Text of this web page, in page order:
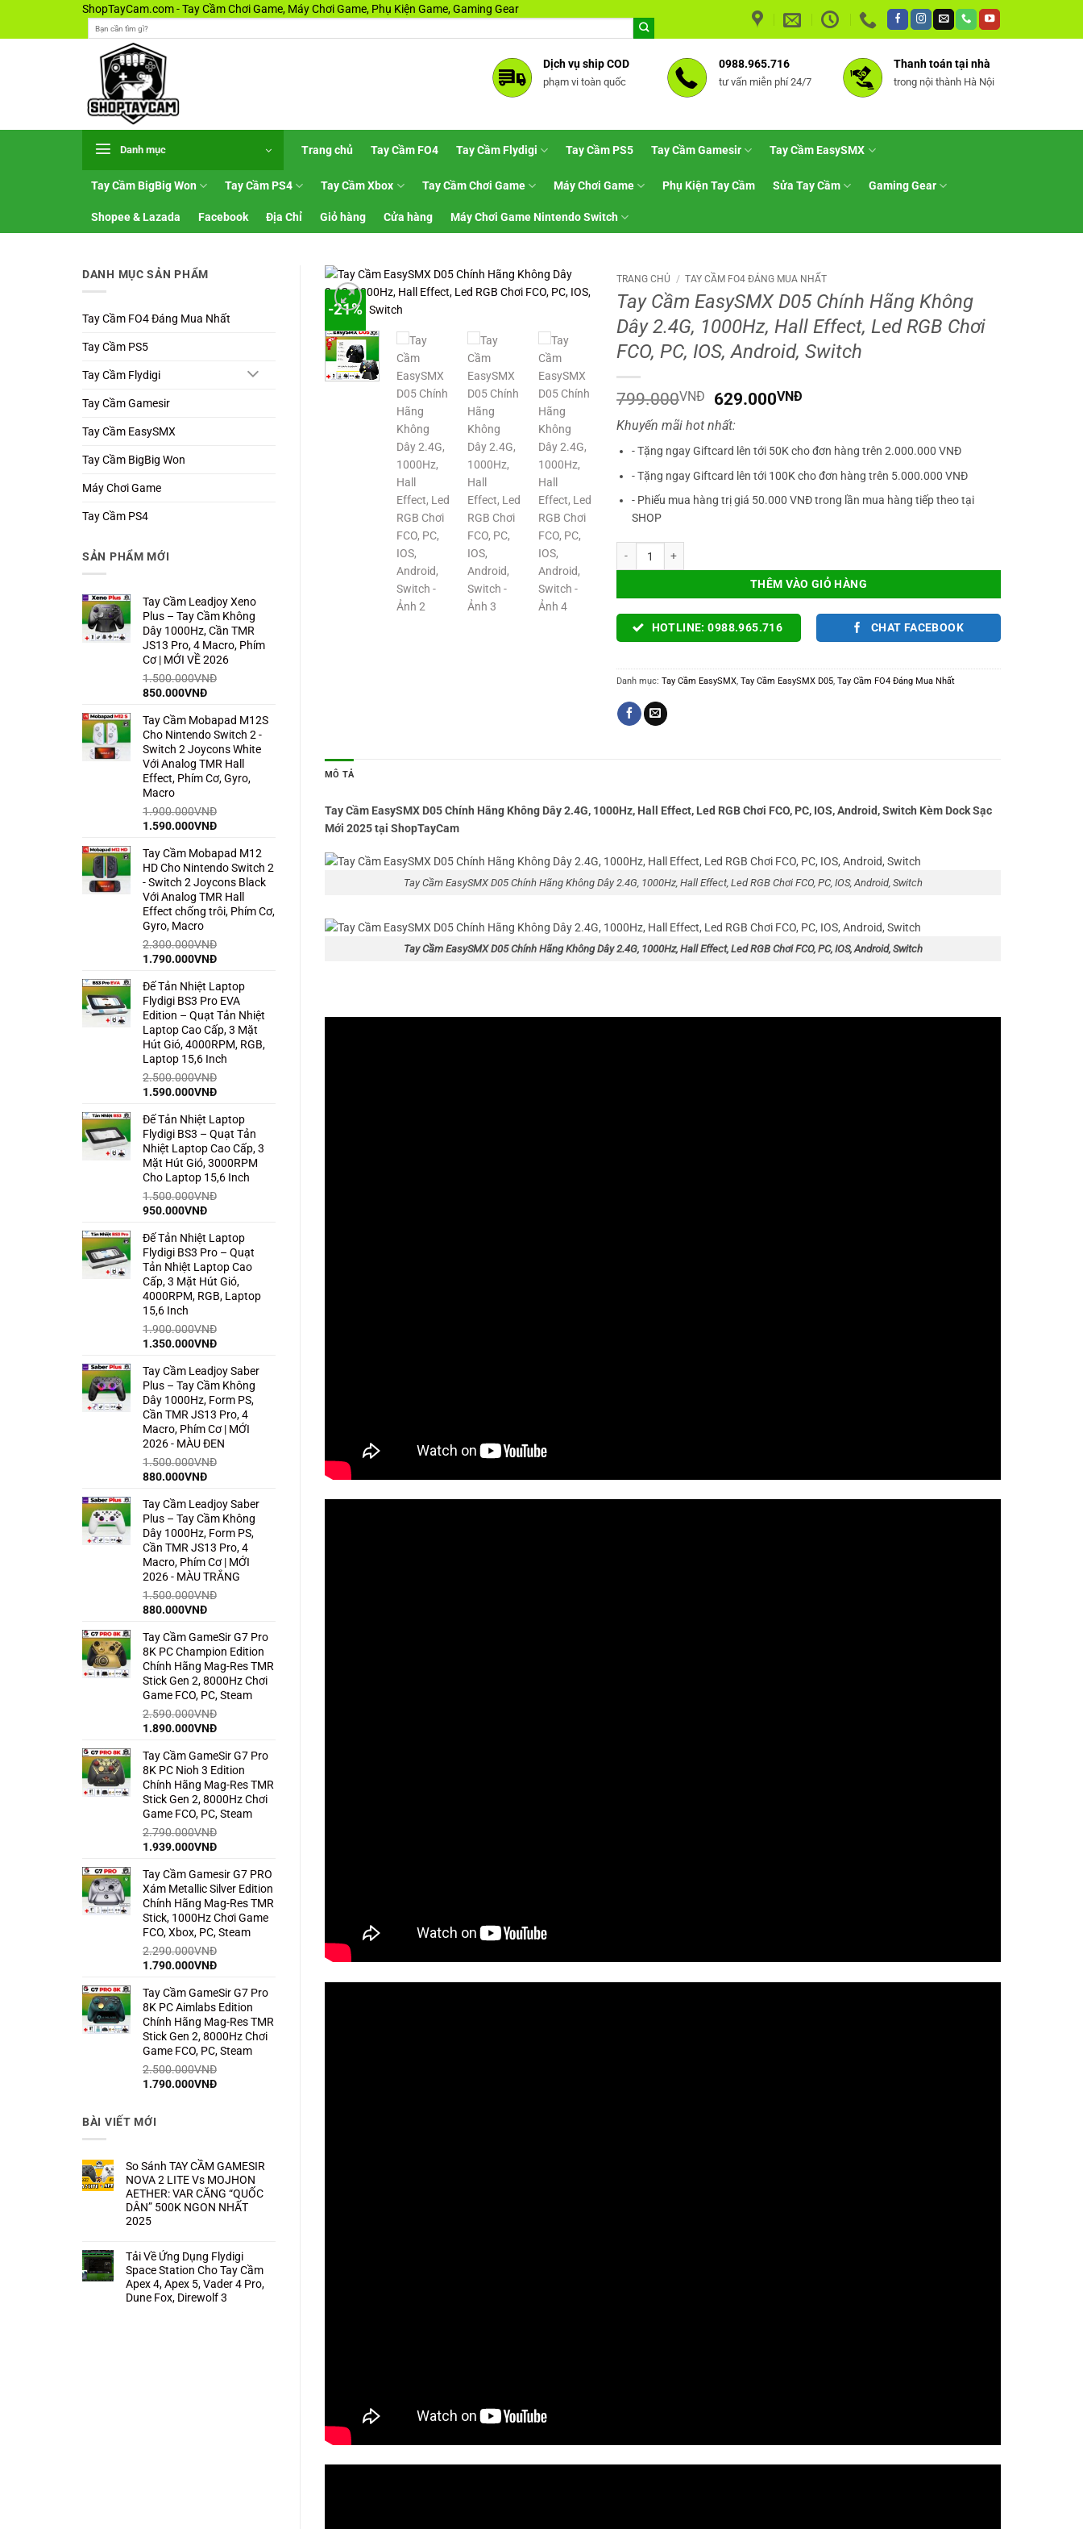
ShopTayCam.com - Tay Cầm Chơi Game, Máy Chơi Game, Phụ Kiện Game, Gaming Gear
kiếm:
Dịch vụ ship COD
phạm vi toàn quốc
0988.965.716
tư vấn miễn phí 24/7
Thanh toán tại nhà
trong nội thành Hà Nội
Danh mục Trang chủ Tay Cầm FO4 Tay Cầm Flydigi Tay Cầm PS5 Tay Cầm Gamesir Tay Cầm EasySMX
Tay Cầm BigBig Won Tay Cầm PS4 Tay Cầm Xbox Tay Cầm Chơi Game Máy Chơi Game Phụ Kiện Tay Cầm Sửa Tay Cầm Gaming Gear
Shopee & Lazada Facebook Địa Chỉ Giỏ hàng Cửa hàng Máy Chơi Game Nintendo Switch
DANH MỤC SẢN PHẨM
Tay Cầm FO4 Đáng Mua Nhất
Tay Cầm PS5
Tay Cầm Flydigi
Tay Cầm Gamesir
Tay Cầm EasySMX
Tay Cầm BigBig Won
Máy Chơi Game
Tay Cầm PS4
SẢN PHẨM MỚI
Tay Cầm Leadjoy Xeno
Plus – Tay Cầm Không
Dây 1000Hz, Cần TMR
JS13 Pro, 4 Macro, Phím
Cơ | MỚI VỀ 2026
1.500.000VNĐ
Giá
là:
1.500.000VNĐ.
850.000VNĐGiá
tại
là:
850.000VNĐ.
Tay Cầm Mobapad M12S
Cho Nintendo Switch 2 -
Switch 2 Joycons White
Với Analog TMR Hall
Effect, Phím Cơ, Gyro,
Macro
1.900.000VNĐ
Giá
là:
1.900.000VNĐ.
1.590.000VNĐGiá
tại
là:
1.590.000VNĐ.
Tay Cầm Mobapad M12
HD Cho Nintendo Switch 2
- Switch 2 Joycons Black
Với Analog TMR Hall
Effect chống trôi, Phím Cơ,
Gyro, Macro
2.300.000VNĐ
Giá
là:
2.300.000VNĐ.
1.790.000VNĐGiá
tại
là:
1.790.000VNĐ.
Đế Tản Nhiệt Laptop
Flydigi BS3 Pro EVA
Edition – Quạt Tản Nhiệt
Laptop Cao Cấp, 3 Mặt
Hút Gió, 4000RPM, RGB,
Laptop 15,6 Inch
2.500.000VNĐ
Giá
là:
2.500.000VNĐ.
1.590.000VNĐGiá
tại
là:
1.590.000VNĐ.
Đế Tản Nhiệt Laptop
Flydigi BS3 – Quạt Tản
Nhiệt Laptop Cao Cấp, 3
Mặt Hút Gió, 3000RPM
Cho Laptop 15,6 Inch
1.500.000VNĐ
Giá
là:
1.500.000VNĐ.
950.000VNĐGiá
tại
là:
950.000VNĐ.
Đế Tản Nhiệt Laptop
Flydigi BS3 Pro – Quạt
Tản Nhiệt Laptop Cao
Cấp, 3 Mặt Hút Gió,
4000RPM, RGB, Laptop
15,6 Inch
1.900.000VNĐ
Giá
là:
1.900.000VNĐ.
1.350.000VNĐGiá
tại
là:
1.350.000VNĐ.
Tay Cầm Leadjoy Saber
Plus – Tay Cầm Không
Dây 1000Hz, Form PS,
Cần TMR JS13 Pro, 4
Macro, Phím Cơ | MỚI
2026 - MÀU ĐEN
1.500.000VNĐ
Giá
là:
1.500.000VNĐ.
880.000VNĐGiá
tại
là:
880.000VNĐ.
Tay Cầm Leadjoy Saber
Plus – Tay Cầm Không
Dây 1000Hz, Form PS,
Cần TMR JS13 Pro, 4
Macro, Phím Cơ | MỚI
2026 - MÀU TRẮNG
1.500.000VNĐ
Giá
là:
1.500.000VNĐ.
880.000VNĐGiá
tại
là:
880.000VNĐ.
Tay Cầm GameSir G7 Pro
8K PC Champion Edition
Chính Hãng Mag-Res TMR
Stick Gen 2, 8000Hz Chơi
Game FCO, PC, Steam
2.590.000VNĐ
Giá
là:
2.590.000VNĐ.
1.890.000VNĐGiá
tại
là:
1.890.000VNĐ.
Tay Cầm GameSir G7 Pro
8K PC Nioh 3 Edition
Chính Hãng Mag-Res TMR
Stick Gen 2, 8000Hz Chơi
Game FCO, PC, Steam
2.790.000VNĐ
Giá
là:
2.790.000VNĐ.
1.939.000VNĐGiá
tại
là:
1.939.000VNĐ.
Tay Cầm Gamesir G7 PRO
Xám Metallic Silver Edition
Chính Hãng Mag-Res TMR
Stick, 1000Hz Chơi Game
FCO, Xbox, PC, Steam
2.290.000VNĐ
Giá
là:
2.290.000VNĐ.
1.790.000VNĐGiá
tại
là:
1.790.000VNĐ.
Tay Cầm GameSir G7 Pro
8K PC Aimlabs Edition
Chính Hãng Mag-Res TMR
Stick Gen 2, 8000Hz Chơi
Game FCO, PC, Steam
2.500.000VNĐ
Giá
2.500.000VNĐ.
1.790.000VNĐGiá
BÀI VIẾT MỚI
So Sánh TAY CẦM GAMESIR
NOVA 2 LITE Vs MOJHON
AETHER: VAR CĂNG “QUỐC
DÂN” 500K NGON NHẤT
2025
bình
luận
ở
So
Sánh
TAY
Tải Về Ứng Dụng Flydigi
Space Station Cho Tay Cầm
Apex 4, Apex 5, Vader 4 Pro,
Dune Fox, Direwolf 3
-21%
TRANG CHỦ / TAY CẦM FO4 ĐÁNG MUA NHẤT
Tay Cầm EasySMX D05 Chính Hãng Không
Dây 2.4G, 1000Hz, Hall Effect, Led RGB Chơi
FCO, PC, IOS, Android, Switch
799.000VNĐ
Giá
gốc
là:
799.000VNĐ.
629.000VNĐ
là:
Khuyến mãi hot nhất:
- Tặng ngay Giftcard lên tới 50K cho đơn hàng trên 2.000.000 VNĐ
- Tặng ngay Giftcard lên tới 100K cho đơn hàng trên 5.000.000 VNĐ
- Phiếu mua hàng trị giá 50.000 VNĐ trong lần mua hàng tiếp theo tại
SHOP
THÊM VÀO GIỎ HÀNG
HOTLINE: 0988.965.716 CHAT FACEBOOK
Danh mục:Tay Cầm EasySMX,Tay Cầm EasySMX D05,Tay Cầm FO4 Đáng Mua Nhất
MÔ TẢ
Tay Cầm EasySMX D05 Chính Hãng Không Dây 2.4G, 1000Hz, Hall Effect, Led RGB Chơi FCO, PC, IOS, Android, Switch Kèm Dock Sạc
Mới 2025 tại ShopTayCam
Tay Cầm EasySMX D05 Chính Hãng Không Dây 2.4G, 1000Hz, Hall Effect, Led RGB Chơi FCO, PC, IOS, Android, Switch
Tay Cầm EasySMX D05 Chính Hãng Không Dây 2.4G, 1000Hz, Hall Effect, Led RGB Chơi FCO, PC, IOS, Android, Switch